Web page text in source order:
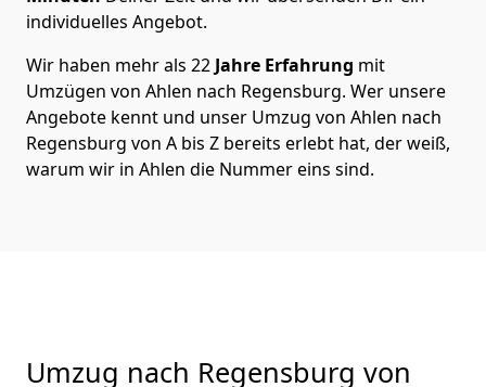
individuelles Angebot.
Wir haben mehr als 22 Jahre Erfahrung mit
Umzügen von Ahlen nach Regensburg. Wer unsere
Angebote kennt und unser Umzug von Ahlen nach
Regensburg von A bis Z bereits erlebt hat, der weiß,
warum wir in Ahlen die Nummer eins sind.
Umzug nach Regensburg von